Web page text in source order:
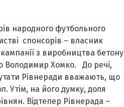
народного футбольного
спонсорів – власник
з виробництва бетону
Володимир Хомко. До речі,
Рівнеради вважають, що
Утім, на його думку, доля
Відтепер Рівнерада –